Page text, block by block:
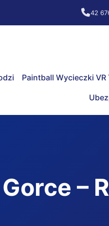
42
Paintball Wycieczki VR
–